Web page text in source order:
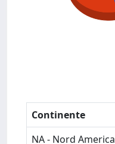
Continente
NA - Nord America